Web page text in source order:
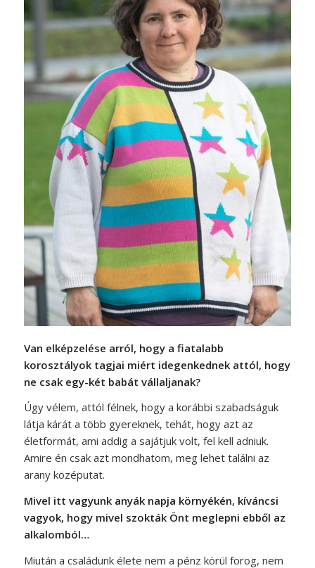
Van elképzelése arról, hogy a fiatalabb
korosztályok tagjai miért idegenkednek attól, hogy
ne csak egy-két babát vállaljanak?
Úgy vélem, attól félnek, hogy a korábbi szabadságuk
látja kárát a több gyereknek, tehát, hogy azt az
életformát, ami addig a sajátjuk volt, fel kell adniuk.
Amire én csak azt mondhatom, meg lehet találni az
arany középutat.
Mivel itt vagyunk anyák napja környékén, kíváncsi
vagyok, hogy mivel szokták Önt meglepni ebből az
alkalomból…
Miután a családunk élete nem a pénz körül forog, nem